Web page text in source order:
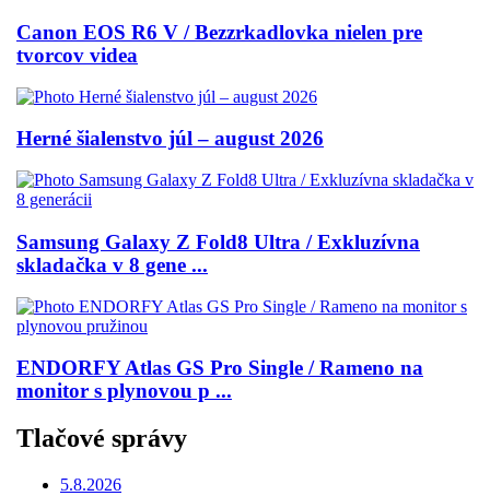
Canon EOS R6 V / Bezzrkadlovka nielen pre
tvorcov videa
Herné šialenstvo júl – august 2026
Samsung Galaxy Z Fold8 Ultra / Exkluzívna
skladačka v 8 gene ...
ENDORFY Atlas GS Pro Single / Rameno na
monitor s plynovou p ...
Tlačové správy
5.8.2026